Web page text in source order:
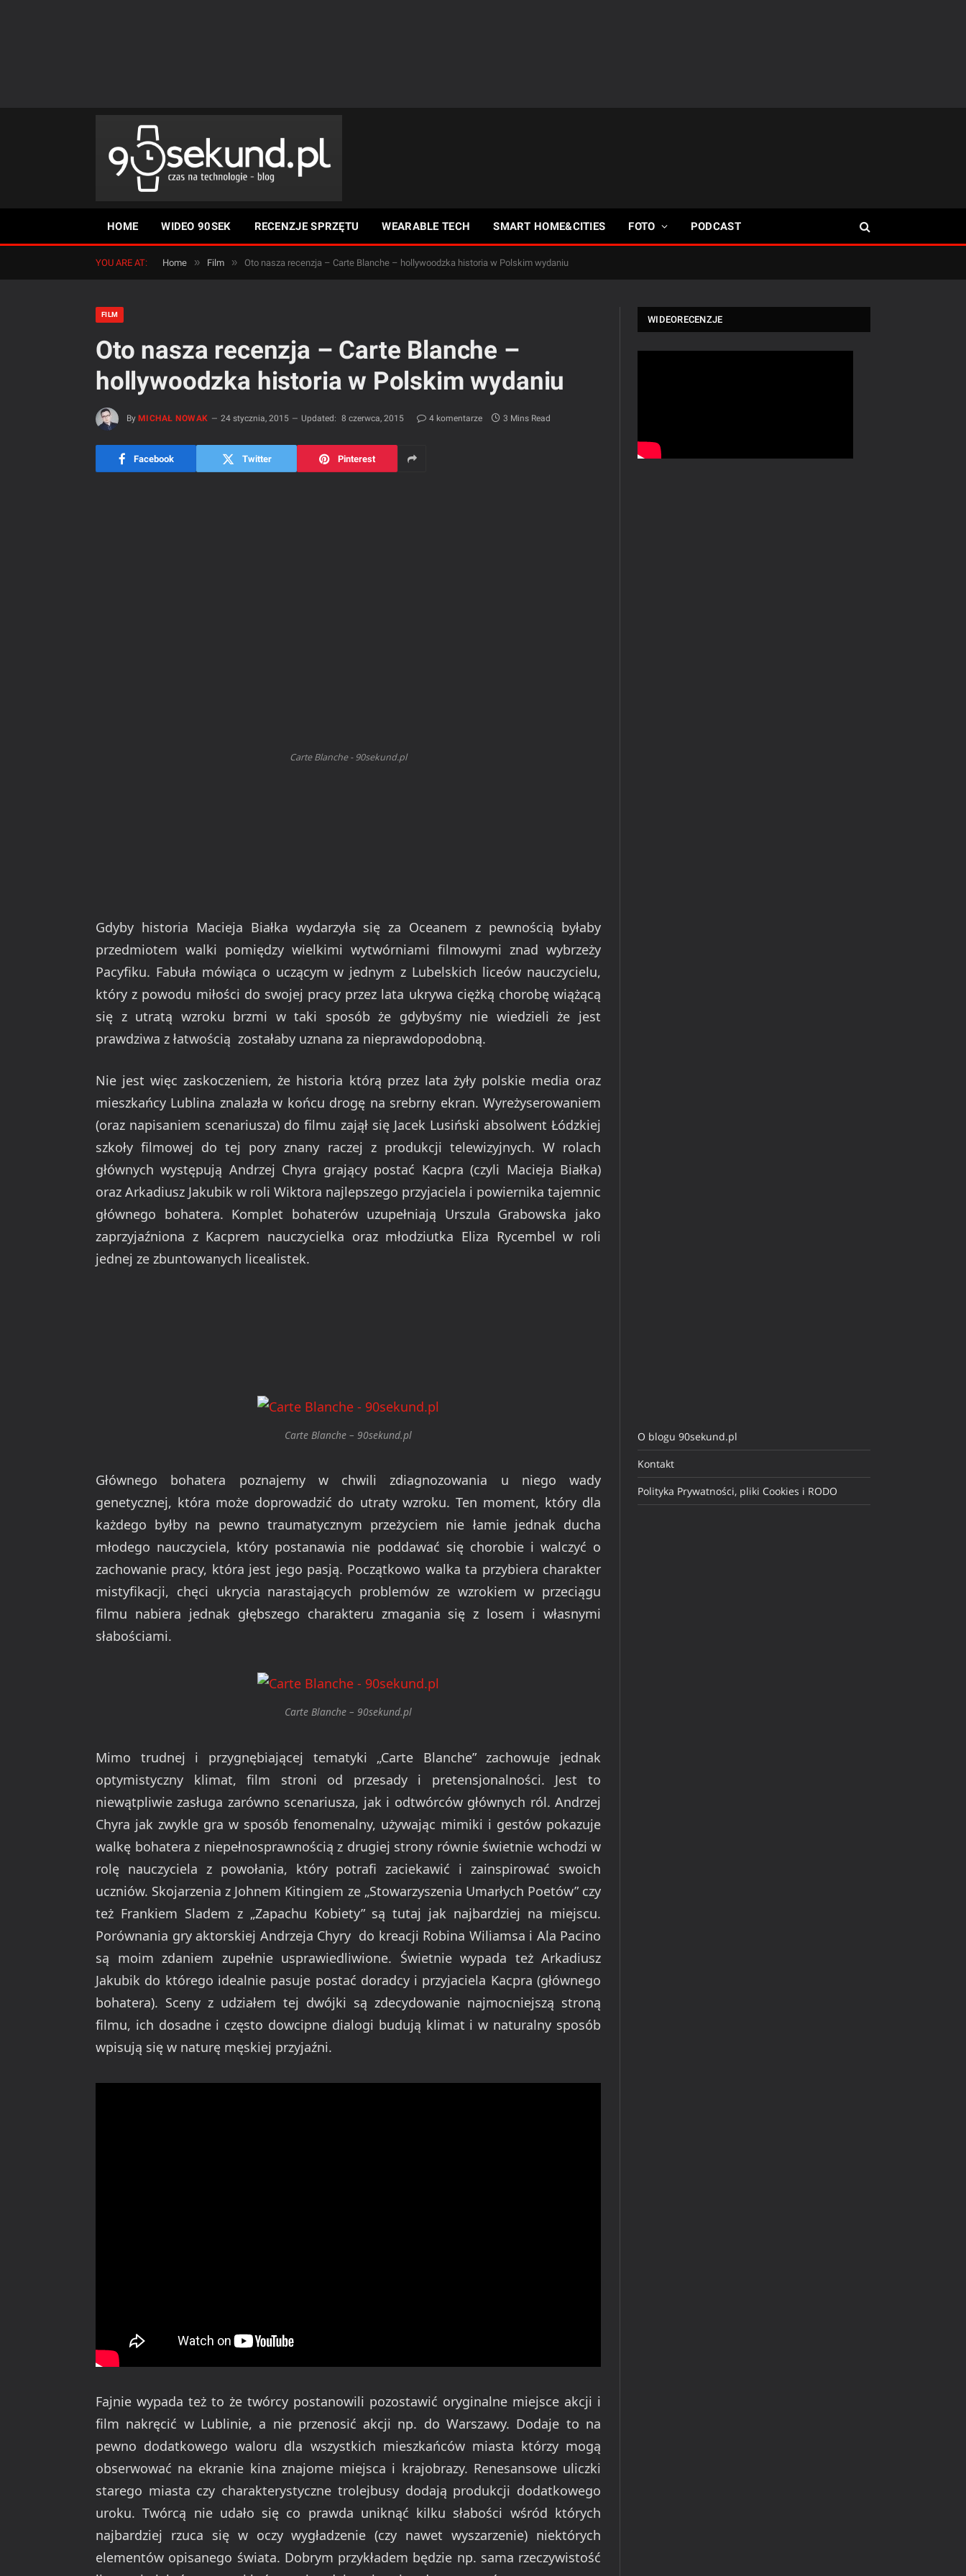
HOME WIDEO 90SEK RECENZJE SPRZĘTU WEARABLE TECH SMART HOME&CITIES FOTO PODCAST
YOU ARE AT: Home » Film » Oto nasza recenzja – Carte Blanche – hollywoodzka historia w Polskim wydaniu
FILM
Oto nasza recenzja – Carte Blanche –
hollywoodzka historia w Polskim wydaniu
By MICHAŁ NOWAK 24 stycznia, 2015 Updated: 8 czerwca, 2015 4 komentarze 3 Mins Read
Facebook Twitter Pinterest
Carte Blanche - 90sekund.pl
Gdyby historia Macieja Białka wydarzyła się za Oceanem z pewnością byłaby
przedmiotem walki pomiędzy wielkimi wytwórniami filmowymi znad wybrzeży
Pacyfiku. Fabuła mówiąca o uczącym w jednym z Lubelskich liceów nauczycielu,
który z powodu miłości do swojej pracy przez lata ukrywa ciężką chorobę wiążącą
się z utratą wzroku brzmi w taki sposób że gdybyśmy nie wiedzieli że jest
prawdziwa z łatwością zostałaby uznana za nieprawdopodobną.
Nie jest więc zaskoczeniem, że historia którą przez lata żyły polskie media oraz
mieszkańcy Lublina znalazła w końcu drogę na srebrny ekran. Wyreżyserowaniem
(oraz napisaniem scenariusza) do filmu zajął się Jacek Lusiński absolwent Łódzkiej
szkoły filmowej do tej pory znany raczej z produkcji telewizyjnych. W rolach
głównych występują Andrzej Chyra grający postać Kacpra (czyli Macieja Białka)
oraz Arkadiusz Jakubik w roli Wiktora najlepszego przyjaciela i powiernika tajemnic
głównego bohatera. Komplet bohaterów uzupełniają Urszula Grabowska jako
zaprzyjaźniona z Kacprem nauczycielka oraz młodziutka Eliza Rycembel w roli
jednej ze zbuntowanych licealistek.
Carte Blanche – 90sekund.pl
Głównego bohatera poznajemy w chwili zdiagnozowania u niego wady
genetycznej, która może doprowadzić do utraty wzroku. Ten moment, który dla
każdego byłby na pewno traumatycznym przeżyciem nie łamie jednak ducha
młodego nauczyciela, który postanawia nie poddawać się chorobie i walczyć o
zachowanie pracy, która jest jego pasją. Początkowo walka ta przybiera charakter
mistyfikacji, chęci ukrycia narastających problemów ze wzrokiem w przeciągu
filmu nabiera jednak głębszego charakteru zmagania się z losem i własnymi
słabościami.
Carte Blanche – 90sekund.pl
Mimo trudnej i przygnębiającej tematyki „Carte Blanche” zachowuje jednak
optymistyczny klimat, film stroni od przesady i pretensjonalności. Jest to
niewątpliwie zasługa zarówno scenariusza, jak i odtwórców głównych ról. Andrzej
Chyra jak zwykle gra w sposób fenomenalny, używając mimiki i gestów pokazuje
walkę bohatera z niepełnosprawnością z drugiej strony równie świetnie wchodzi w
rolę nauczyciela z powołania, który potrafi zaciekawić i zainspirować swoich
uczniów. Skojarzenia z Johnem Kitingiem ze „Stowarzyszenia Umarłych Poetów” czy
też Frankiem Sladem z „Zapachu Kobiety” są tutaj jak najbardziej na miejscu.
Porównania gry aktorskiej Andrzeja Chyry do kreacji Robina Wiliamsa i Ala Pacino
są moim zdaniem zupełnie usprawiedliwione. Świetnie wypada też Arkadiusz
Jakubik do którego idealnie pasuje postać doradcy i przyjaciela Kacpra (głównego
bohatera). Sceny z udziałem tej dwójki są zdecydowanie najmocniejszą stroną
filmu, ich dosadne i często dowcipne dialogi budują klimat i w naturalny sposób
wpisują się w naturę męskiej przyjaźni.
Fajnie wypada też to że twórcy postanowili pozostawić oryginalne miejsce akcji i
film nakręcić w Lublinie, a nie przenosić akcji np. do Warszawy. Dodaje to na
pewno dodatkowego waloru dla wszystkich mieszkańców miasta którzy mogą
obserwować na ekranie kina znajome miejsca i krajobrazy. Renesansowe uliczki
starego miasta czy charakterystyczne trolejbusy dodają produkcji dodatkowego
uroku. Twórcą nie udało się co prawda uniknąć kilku słabości wśród których
najbardziej rzuca się w oczy wygładzenie (czy nawet wyszarzenie) niektórych
elementów opisanego świata. Dobrym przykładem będzie np. sama rzeczywistość
WIDEORECENZJE
O blogu 90sekund.pl
Kontakt
Polityka Prywatności, pliki Cookies i RODO